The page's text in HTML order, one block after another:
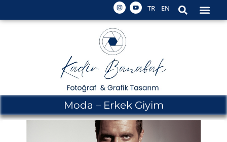
TR EN
Moda – Erkek Giyim